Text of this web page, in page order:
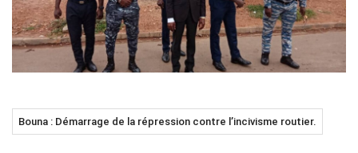
Bouna : Démarrage de la répression contre l’incivisme routier.